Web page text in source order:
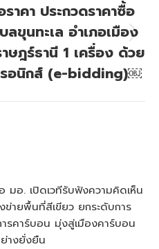
Next
post:
าคา ประกวดราคาซื้อ
ขุนทะเล อำเภอเมือง
ษฎร์ธานี 1 เครื่อง ด้วย
รอนิกส์ (e-bidding)￼
มอ. เปิดเวทีรับฟังความคิดเห็น
ข่ายพื้นที่สีเขียว ยกระดับการ
รคาร์บอน มุ่งสู่เมืองคาร์บอน
างยั่งยืน